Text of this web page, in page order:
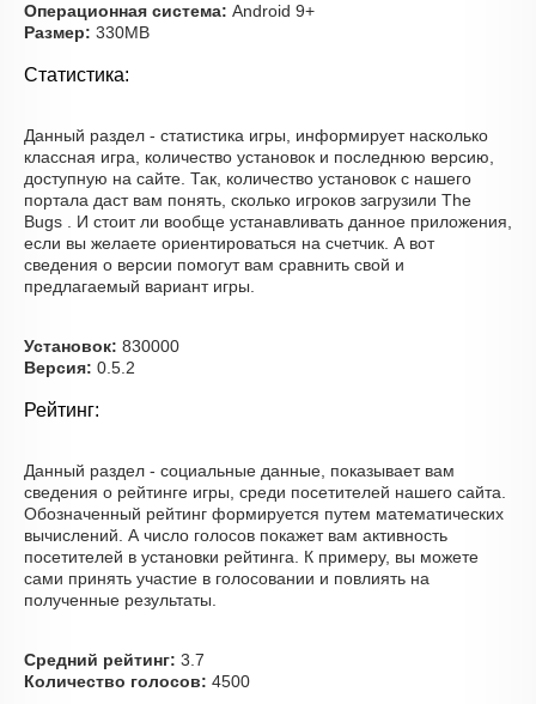
Операционная система: Android 9+
Размер: 330MB
Статистика:
Данный раздел - статистика игры, информирует насколько
классная игра, количество установок и последнюю версию,
доступную на сайте. Так, количество установок с нашего
портала даст вам понять, сколько игроков загрузили The
Bugs . И стоит ли вообще устанавливать данное приложения,
если вы желаете ориентироваться на счетчик. А вот
сведения о версии помогут вам сравнить свой и
предлагаемый вариант игры.
Установок: 830000
Версия: 0.5.2
Рейтинг:
Данный раздел - социальные данные, показывает вам
сведения о рейтинге игры, среди посетителей нашего сайта.
Обозначенный рейтинг формируется путем математических
вычислений. А число голосов покажет вам активность
посетителей в установки рейтинга. К примеру, вы можете
сами принять участие в голосовании и повлиять на
полученные результаты.
Средний рейтинг: 3.7
Количество голосов: 4500